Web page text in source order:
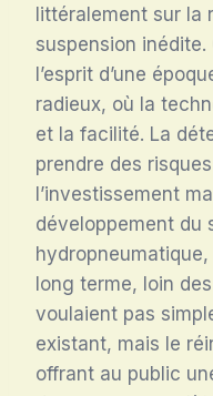
littéralement sur la
suspension
l’esprit d’une
radieux, où la
et la facilité. La
prendre des
l’investissement
développement du
long terme, loin
voulaient pas
existant, mais le
offrant au public